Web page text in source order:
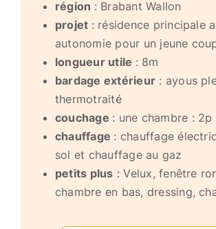
région : Brabant Wallon
projet : résidence principale
autonomie pour un jeune
longueur utile : 8m
bardage extérieur : ayous
thermotraité
couchage : une chambre : 2p
chauffage : chauffage
sol et chauffage au gaz
petits plus : Velux, fenêtre
chambre en bas, dressing,